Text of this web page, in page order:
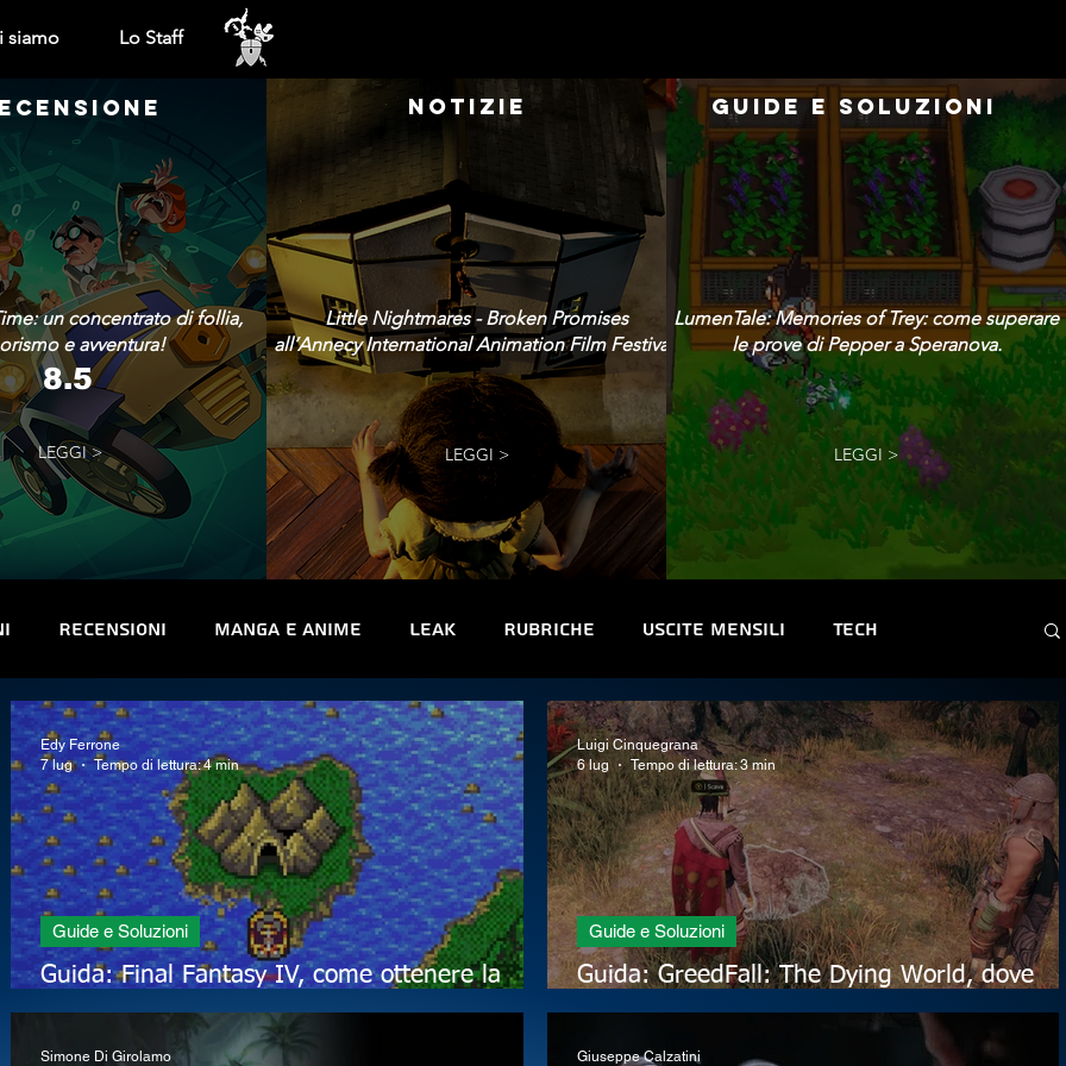
siamo Lo Staff
un concentrato di follia,
e avventura!
8.5
LEGGI >
NOTIZIE
Little Nightmares - Broken Promises
all’Annecy International Animation Film Festival!
LEGGI >
GUIDE E SOLUZIONI
LumenTale: Memories of Trey: come superare
le prove di Pepper a Speranova.
LEGGI >
Recensioni Manga e Anime Leak Rubriche Uscite mensili Tech
Curiosità Trofei e obiettivi Interviste Contest e Premi Convention & Eventi
Guida: Final Fantasy IV, come ottenere la
Guide e Soluzioni
Edy Ferrone
7 lug
Tempo di lettura: 4 min
Guida: GreedFall: The Dying World, dove
Guide e Soluzioni
Luigi Cinquegrana
6 lug
Tempo di lettura: 3 min
Simone Di Girolamo
Giuseppe Calzatini